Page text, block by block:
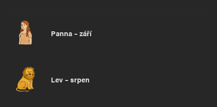
Panna – září
Lev – srpen